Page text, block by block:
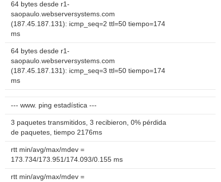
64 bytes desde r1-
saopaulo.webserversystems.com
(187.45.187.131): icmp_seq=2 ttl=50 tiempo=174
ms
64 bytes desde r1-
saopaulo.webserversystems.com
(187.45.187.131): icmp_seq=3 ttl=50 tiempo=174
ms
--- www. ping estadística ---
3 paquetes transmitidos, 3 recibieron, 0% pérdida
de paquetes, tiempo 2176ms
rtt min/avg/max/mdev =
173.734/173.951/174.093/0.155 ms
rtt min/avg/max/mdev =